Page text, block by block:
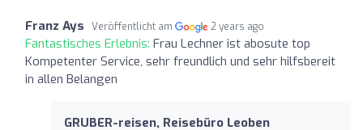
Franz Ays Veröffentlicht am 2 years ago
Fantastisches Erlebnis: Frau Lechner ist abosute top
Kompetenter Service, sehr freundlich und sehr hilfsbereit
in allen Belangen
GRUBER-reisen, Reisebüro Leoben